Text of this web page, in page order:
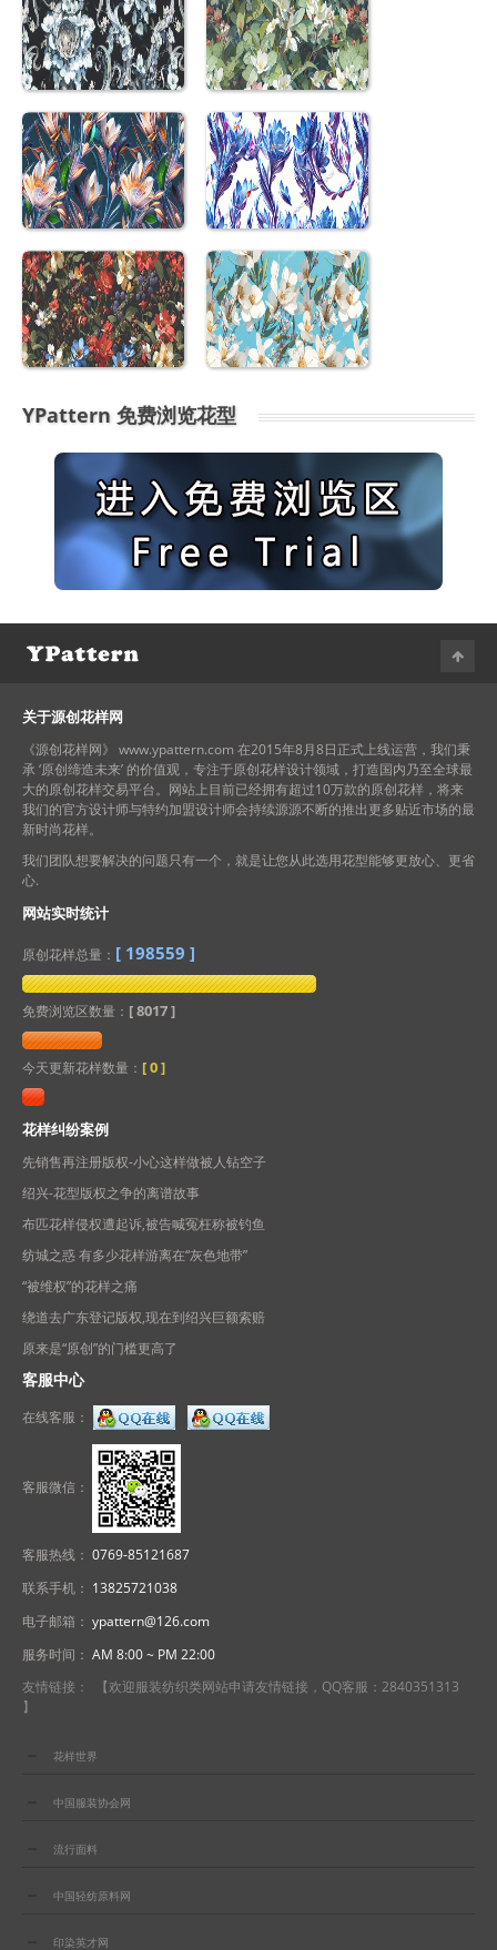
YPattern 免费浏览花型
关于源创花样网
《源创花样网》 www.ypattern.com 在2015年8月8日正式上线运营，我们秉
承 ‘原创缔造未来’ 的价值观，专注于原创花样设计领域，打造国内乃至全球最
大的原创花样交易平台。网站上目前已经拥有超过10万款的原创花样，将来
我们的官方设计师与特约加盟设计师会持续源源不断的推出更多贴近市场的最
新时尚花样。
我们团队想要解决的问题只有一个，就是让您从此选用花型能够更放心、更省
心.
网站实时统计
原创花样总量： [ 198559 ]
免费浏览区数量： [ 8017 ]
今天更新花样数量： [0]
花样纠纷案例
先销售再注册版权-小心这样做被人钻空子
绍兴-花型版权之争的离谱故事
布匹花样侵权遭起诉,被告喊冤枉称被钓鱼
纺城之惑 有多少花样游离在“灰色地带”
“被维权”的花样之痛
绕道去广东登记版权,现在到绍兴巨额索赔
原来是“原创”的门槛更高了
客服中心
在线客服：
客服微信：
客服热线： 0769-85121687
联系手机： 13825721038
电子邮箱： ypattern@126.com
服务时间： AM 8:00 ~ PM 22:00
友情链接： 【欢迎服装纺织类网站申请友情链接，QQ客服：2840351313
】
花样世界
中国服装协会网
流行面料
中国轻纺原料网
印染英才网